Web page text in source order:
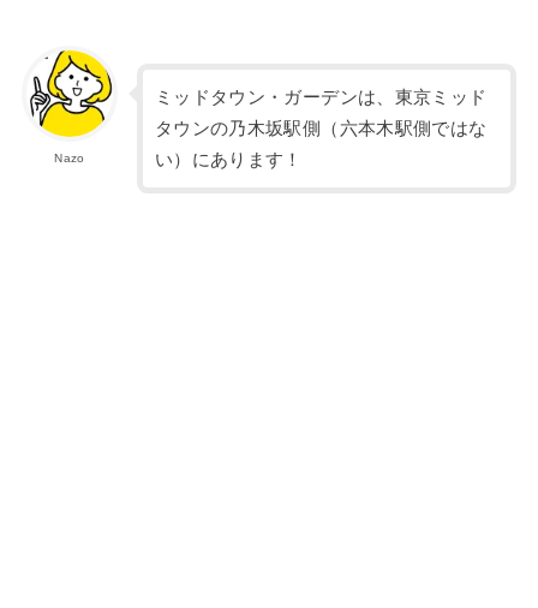
Nazo
ミッドタウン・ガーデンは、東京ミッド
タウンの乃木坂駅側（六本木駅側ではな
い）にあります！